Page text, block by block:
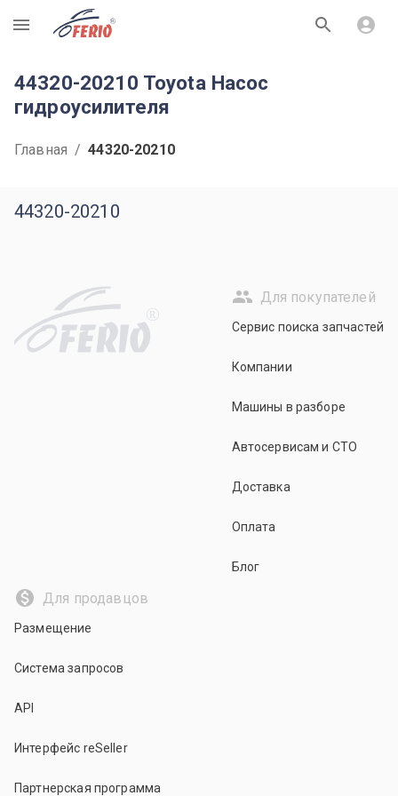
R
44320-20210 Toyota Насос
гидроусилителя
Главная / 44320-20210
44320-20210
R
Для покупателей
Сервис поиска запчастей
Компании
Машины в разборе
Автосервисам и СТО
Доставка
Оплата
Блог
Для продавцов
Размещение
Система запросов
API
Интерфейс reSeller
Партнерская программа